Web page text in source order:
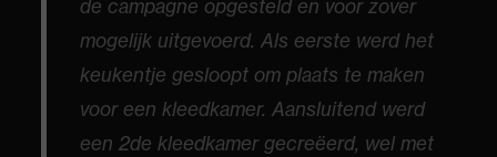
de campagne opgesteld en voor zover
mogelijk uitgevoerd. Als eerste werd het
keukentje gesloopt om plaats te maken
voor een kleedkamer. Aansluitend werd
een 2de kleedkamer gecreëerd, wel met